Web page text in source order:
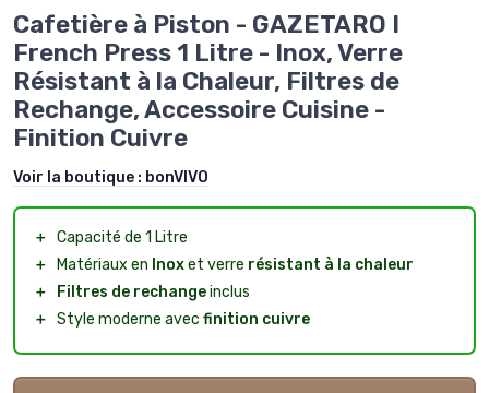
Cafetière à Piston - GAZETARO I
French Press 1 Litre - Inox, Verre
Résistant à la Chaleur, Filtres de
Rechange, Accessoire Cuisine -
Finition Cuivre
Voir la boutique : bonVIVO
＋ Capacité de 1 Litre
＋
Matériaux en Inoxet verre résistant à la chaleur
＋
Filtres de rechangeinclus
＋ Style moderne avec finition cuivre